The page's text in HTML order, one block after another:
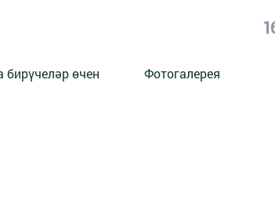
бирүчеләр өчен Фотогалерея